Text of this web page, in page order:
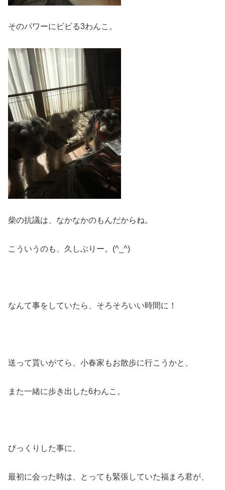
そのパワーにビビる3わんこ。
柴の抗議は、なかなかのもんだからね。
こういうのも、久しぶりー。(^_^)
なんて事をしていたら、そろそろいい時間に！
送って貰いがてら、小春家もお散歩に行こうかと、
また一緒に歩き出した6わんこ。
びっくりした事に、
最初に会った時は、とっても緊張していた福まろ君が、